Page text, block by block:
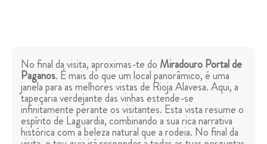
No final da visita, aproximas-te do Miradouro Portal de
Paganos. É mais do que um local panorâmico, é uma
janela para as melhores vistas de Rioja Alavesa. Aqui, a
tapeçaria verdejante das vinhas estende-se
infinitamente perante os visitantes. Esta vista resume o
espírito de Laguardia, combinando a sua rica narrativa
histórica com a beleza natural que a rodeia. No final da